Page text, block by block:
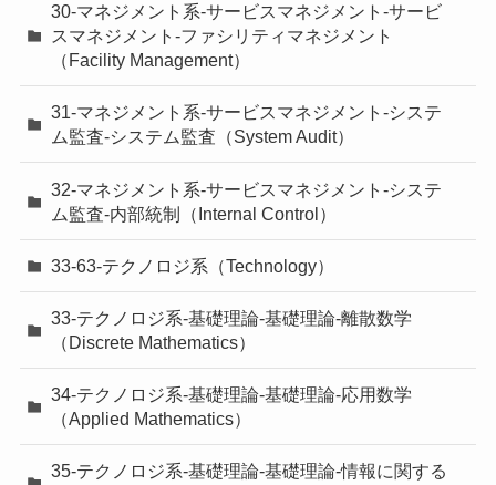
30-マネジメント系-サービスマネジメント-サービ
スマネジメント-ファシリティマネジメント
（Facility Management）
31-マネジメント系-サービスマネジメント-システ
ム監査-システム監査（System Audit）
32-マネジメント系-サービスマネジメント-システ
ム監査-内部統制（Internal Control）
33-63-テクノロジ系（Technology）
33-テクノロジ系-基礎理論-基礎理論-離散数学
（Discrete Mathematics）
34-テクノロジ系-基礎理論-基礎理論-応用数学
（Applied Mathematics）
35-テクノロジ系-基礎理論-基礎理論-情報に関する